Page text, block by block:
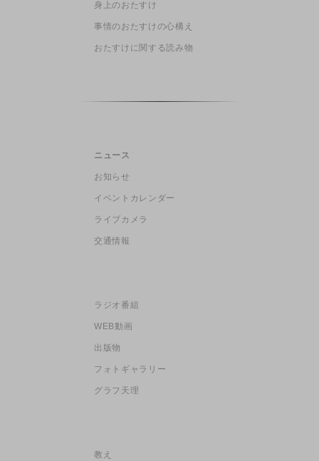
身上のおたすけ
事情のおたすけの心構え
おたすけに関する読み物
ニュース
お知らせ
イベントカレンダー
ライブカメラ
交通情報
ラジオ番組
WEB動画
出版物
フォトギャラリー
グラフ天理
教え